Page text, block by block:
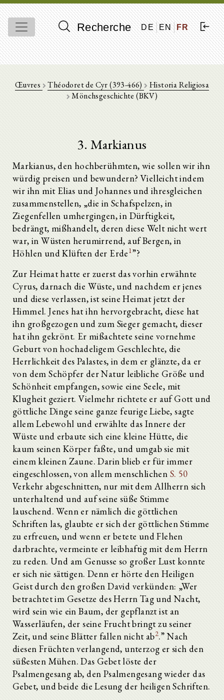
Recherche DE EN FR
Œuvres Théodoret de Cyr (393-466) Historia Religiosa
Mönchsgeschichte (BKV)
3. Markianus
Markianus, den hochberühmten, wie sollen wir ihn
würdig preisen und bewundern? Vielleicht indem
wir ihn mit Elias und Johannes und ihresgleichen
zusammenstellen, „die in Schafspelzen, in
Ziegenfellen umhergingen, in Dürftigkeit,
bedrängt, mißhandelt, deren diese Welt nicht wert
war, in Wüsten herumirrend, auf Bergen, in
Höhlen und Klüften der Erde1”?
Zur Heimat hatte er zuerst das vorhin erwähnte
Cyrus, darnach die Wüste, und nachdem er jenes
und diese verlassen, ist seine Heimat jetzt der
Himmel. Jenes hat ihn hervorgebracht, diese hat
ihn großgezogen und zum Sieger gemacht, dieser
hat ihn gekrönt. Er mißachtete seine vornehme
Geburt von hochadeligem Geschlechte, die
Herrlichkeit des Palastes, in dem er glänzte, da er
von dem Schöpfer der Natur leibliche Größe und
Schönheit empfangen, sowie eine Seele, mit
Klugheit geziert. Vielmehr richtete er auf Gott und
göttliche Dinge seine ganze feurige Liebe, sagte
allem Lebewohl und erwählte das Innere der
Wüste und erbaute sich eine kleine Hütte, die
kaum seinen Körper faßte, und umgab sie mit
einem kleinen Zaune. Darin blieb er für immer
eingeschlossen, von allem menschlichen S. 50
Verkehr abgeschnitten, nur mit dem Allherrn sich
unterhaltend und auf seine süße Stimme
lauschend. Wenn er nämlich die göttlichen
Schriften las, glaubte er sich der göttlichen Stimme
zu erfreuen, und wenn er betete und Flehen
darbrachte, vermeinte er leibhaftig mit dem Herrn
zu reden. Und am Genusse so großer Lust konnte
er sich nie sättigen. Denn er hörte den Heiligen
Geist durch den großen David verkünden: „Wer
betrachtet im Gesetze des Herrn Tag und Nacht,
wird sein wie ein Baum, der gepflanzt ist an
Wasserläufen, der seine Frucht bringt zu seiner
Zeit, und seine Blätter fallen nicht ab2.” Nach
diesen Früchten verlangend, unterzog er sich den
süßesten Mühen. Das Gebet löste der
Psalmengesang ab, den Psalmengesang wieder das
Gebet, und beide die Lesung der heiligen Schriften.